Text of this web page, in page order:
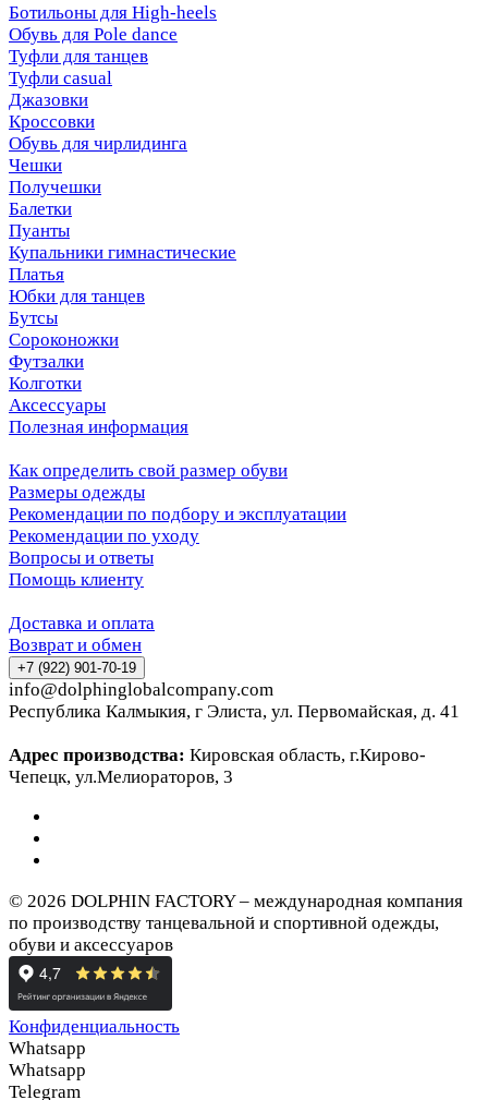
Ботильоны для High-heels
Обувь для Pole dance
Туфли для танцев
Туфли casual
Джазовки
Кроссовки
Обувь для чирлидинга
Чешки
Получешки
Балетки
Пуанты
Купальники гимнастические
Платья
Юбки для танцев
Бутсы
Сороконожки
Футзалки
Колготки
Аксессуары
Полезная информация
Как определить свой размер обуви
Размеры одежды
Рекомендации по подбору и эксплуатации
Рекомендации по уходу
Вопросы и ответы
Помощь клиенту
Доставка и оплата
Возврат и обмен
+7 (922) 901-70-19
info@dolphinglobalcompany.com
Республика Калмыкия, г Элиста, ул. Первомайская, д. 41
Адрес производства: Кировская область, г.Кирово-
Чепецк, ул.Мелиораторов, 3
© 2026 DOLPHIN FACTORY – международная компания
по производству танцевальной и спортивной одежды,
обуви и аксессуаров
Конфиденциальность
Whatsapp
Whatsapp
Telegram